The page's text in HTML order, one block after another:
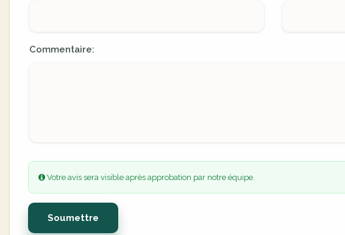
Commentaire:
Votre avis sera visible après approbation par notre équipe.
Soumettre